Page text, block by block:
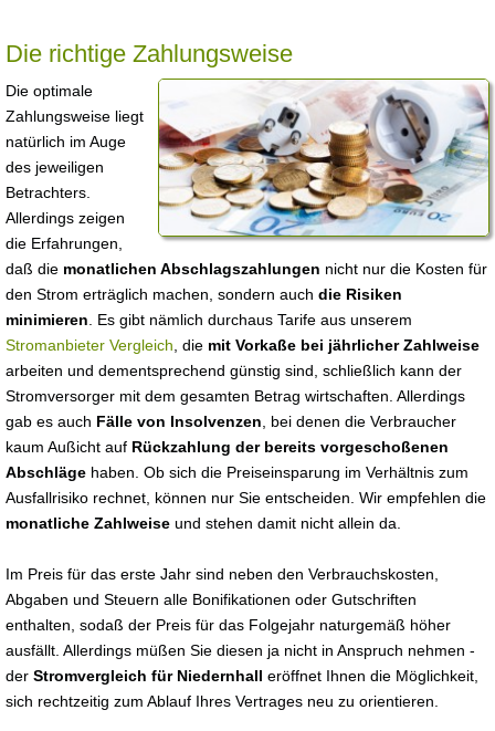
Die richtige Zahlungsweise
Die optimale
Zahlungsweise liegt
natürlich im Auge
des jeweiligen
Betrachters.
Allerdings zeigen
die Erfahrungen,
daß die monatlichen Abschlagszahlungen nicht nur die Kosten für
den Strom erträglich machen, sondern auch die Risiken
minimieren . Es gibt nämlich durchaus Tarife aus unserem
Stromanbieter Vergleich , die mit Vorkaße bei jährlicher Zahlweise
arbeiten und dementsprechend günstig sind, schließlich kann der
Stromversorger mit dem gesamten Betrag wirtschaften. Allerdings
gab es auch Fälle von Insolvenzen , bei denen die Verbraucher
kaum Außicht auf Rückzahlung der bereits vorgeschoßenen
Abschläge haben. Ob sich die Preiseinsparung im Verhältnis zum
Ausfallrisiko rechnet, können nur Sie entscheiden. Wir empfehlen die
monatliche Zahlweise und stehen damit nicht allein da.
Im Preis für das erste Jahr sind neben den Verbrauchskosten,
Abgaben und Steuern alle Bonifikationen oder Gutschriften
enthalten, sodaß der Preis für das Folgejahr naturgemäß höher
ausfällt. Allerdings müßen Sie diesen ja nicht in Anspruch nehmen -
der Stromvergleich für Niedernhall eröffnet Ihnen die Möglichkeit,
sich rechtzeitig zum Ablauf Ihres Vertrages neu zu orientieren.